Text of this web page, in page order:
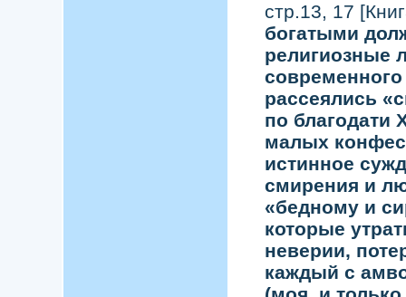
стр.13, 17
богатыми
религиозные
рассеялись
по благодати
малых
истинное
смирения и
«бедному и
которые
неверии,
каждый с